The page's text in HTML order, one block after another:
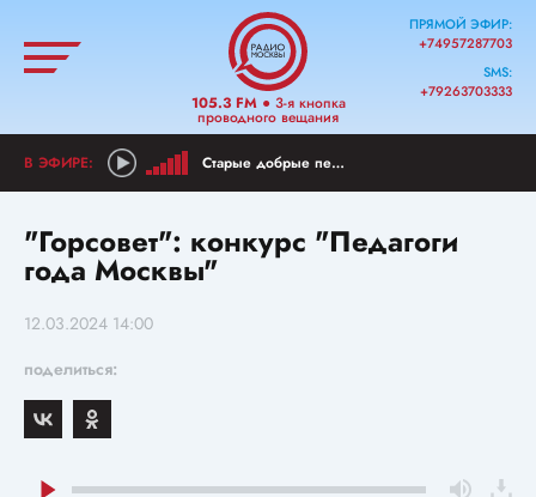
105.3 FM● 3-я кнопка
проводного вещания
ПРЯМОЙ ЭФИР:
+74957287703
SMS:
+79263703333
Старые добрые песни
"Горсовет": конкурс "Педагоги
года Москвы"
12.03.2024 14:00
поделиться: